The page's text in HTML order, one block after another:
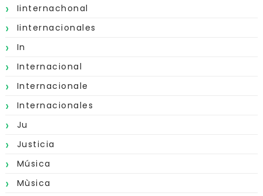
Iinternachonal
Iinternacionales
In
Internacional
Internacionale
Internacionales
Ju
Justicia
Música
Mùsica